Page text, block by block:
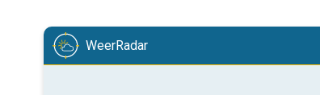
WeerRadar